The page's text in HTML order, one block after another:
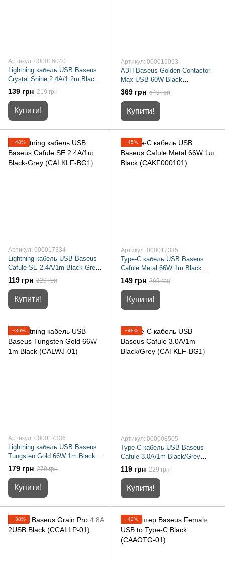
Артикул: 000016040
Lightning кабель USB Baseus
Crystal Shine 2.4A/1.2m Black
(CAJY000001)
139 грн 219 грн
Купити!
Артикул: 000016053
АЗП Baseus Golden Contactor
Max USB 60W Black
(CGJM000113)
369 грн 549 грн
Купити!
−48%
Артикул: 000017334
Lightning кабель USB Baseus
Cafule SE 2.4A/1m Black-Grey
(CALKLF-BG1)
119 грн 229 грн
Купити!
−45%
Артикул: 000017335
Type-C кабель USB Baseus
Cafule Metal 66W 1m Black
(CAKF000101)
149 грн 269 грн
Купити!
−36%
Артикул: 000017336
Lightning кабель USB Baseus
Tungsten Gold 66W 1m Black
(CALWJ-01)
179 грн 279 грн
Купити!
−48%
Артикул: 000008505
Type-C кабель USB Baseus
Cafule 3.0A/1m Black/Grey
(CATKLF-BG1)
119 грн 229 грн
Купити!
−38% −42%